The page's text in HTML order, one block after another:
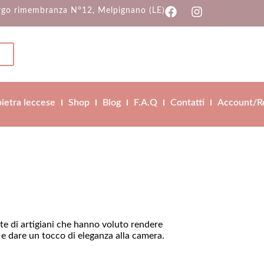
rimembranza N°12, Melpignano (LE)
leccese Shop Blog F.A.Q Contatti Account/
di artigiani che hanno voluto rendere
dare un tocco di eleganza alla camera.